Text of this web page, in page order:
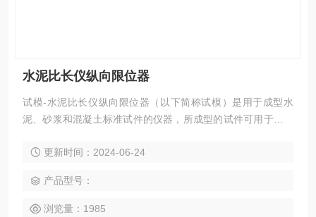
水泥比长仪纵向限位器
试模-水泥比长仪纵向限位器（以下简称试模）是用于成型水
泥、砂浆和混凝土标准试件的仪器，所成型的试件可用于进行
验。 更新时间：2024-06-24
产品型号：
浏览量：1985